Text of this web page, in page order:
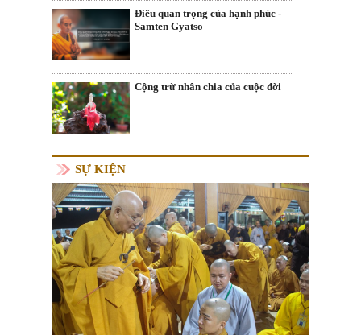
Điều quan trọng của hạnh phúc -
Samten Gyatso
Cộng trừ nhân chia của cuộc đời
SỰ KIỆN